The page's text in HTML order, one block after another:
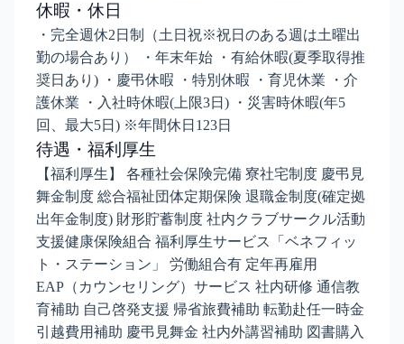
休暇・休日
・完全週休2日制（土日祝※祝日のある週は土曜出
勤の場合あり） ・年末年始 ・有給休暇(夏季取得推
奨日あり) ・慶弔休暇 ・特別休暇 ・育児休業 ・介
護休業 ・入社時休暇(上限3日) ・災害時休暇(年5
回、最大5日) ※年間休日123日
待遇・福利厚生
【福利厚生】 各種社会保険完備 寮社宅制度 慶弔見
舞金制度 総合福祉団体定期保険 退職金制度(確定拠
出年金制度) 財形貯蓄制度 社内クラブサークル活動
支援健康保険組合 福利厚生サービス「ベネフィッ
ト・ステーション」 労働組合有 定年再雇用
EAP（カウンセリング）サービス 社内研修 通信教
育補助 自己啓発支援 帰省旅費補助 転勤赴任一時金
引越費用補助 慶弔見舞金 社内外講習補助 図書購入